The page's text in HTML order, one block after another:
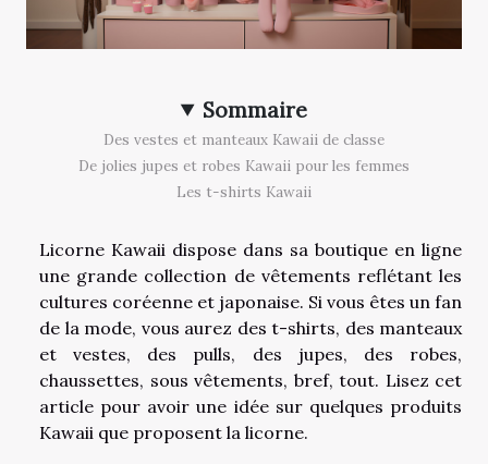
Sommaire
Des vestes et manteaux Kawaii de classe
De jolies jupes et robes Kawaii pour les femmes
Les t-shirts Kawaii
Licorne Kawaii dispose dans sa boutique en ligne
une grande collection de vêtements reflétant les
cultures coréenne et japonaise. Si vous êtes un fan
de la mode, vous aurez des t-shirts, des manteaux
et vestes, des pulls, des jupes, des robes,
chaussettes, sous vêtements, bref, tout. Lisez cet
article pour avoir une idée sur quelques produits
Kawaii que proposent la licorne.